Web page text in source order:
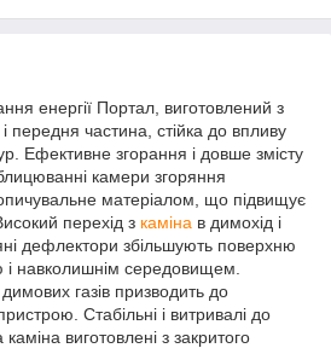
енергії Портал, виготовлений з
і передня частина, стійка до впливу
Ефективне згорання і довше змісту
камери згоряння
матеріалом, що підвищує
перехід з каміна в димохід і
дефлектори збільшують поверхню
і навколишнім середовищем.
газів призводить до
Стабільні і витривалі до
виготовлені з закритого